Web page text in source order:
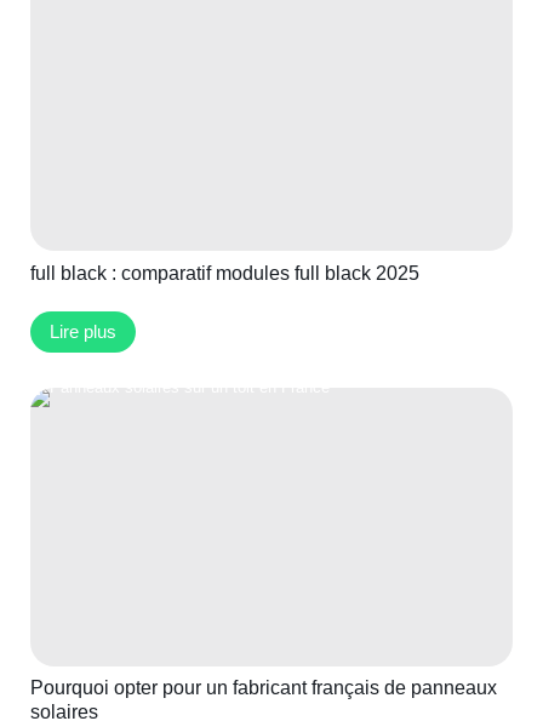
full black : comparatif modules full black 2025
Lire plus
Pourquoi opter pour un fabricant français de panneaux
solaires